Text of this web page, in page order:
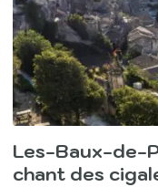
Les-Baux-de-
chant des